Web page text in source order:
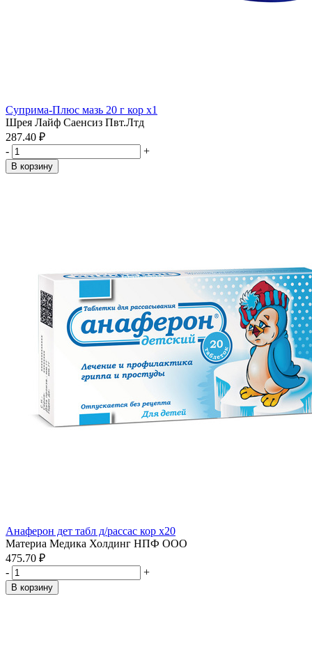
Суприма-Плюс мазь 20 г кор x1
Шрея Лайф Саенсиз Пвт.Лтд
287.40 ₽
-
+
В корзину
Анаферон дет табл д/рассас кор x20
Материа Медика Холдинг НПФ ООО
475.70 ₽
-
+
В корзину